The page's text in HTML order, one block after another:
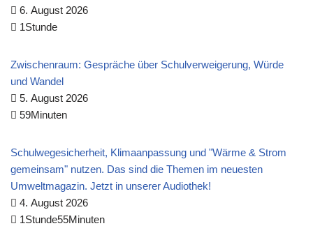
6. August 2026
1Stunde
Zwischenraum: Gespräche über Schulverweigerung, Würde
und Wandel
5. August 2026
59Minuten
Schulwegesicherheit, Klimaanpassung und "Wärme & Strom
gemeinsam" nutzen. Das sind die Themen im neuesten
Umweltmagazin. Jetzt in unserer Audiothek!
4. August 2026
1Stunde55Minuten